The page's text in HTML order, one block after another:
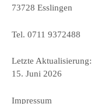
73728 Esslingen
Tel. 0711 9372488
Letzte Aktualisierung:
15. Juni 2026
Impressum